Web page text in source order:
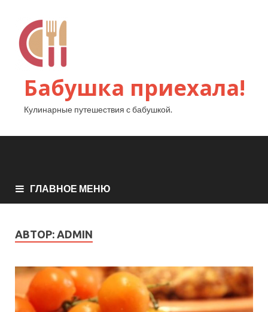
Бабушка приехала!
Кулинарные путешествия с бабушкой.
ГЛАВНОЕ МЕНЮ
АВТОР: ADMIN